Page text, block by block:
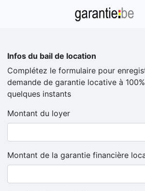
Infos du bail de location
Complétez le formulaire pour
demande de garantie locative à
quelques instants
Montant du loyer
Montant de la garantie financière